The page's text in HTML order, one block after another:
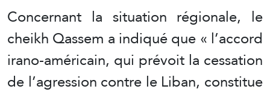
Concernant la situation régionale, le
cheikh Qassem a indiqué que « l’accord
irano-américain, qui prévoit la cessation
de l’agression contre le Liban, constitue